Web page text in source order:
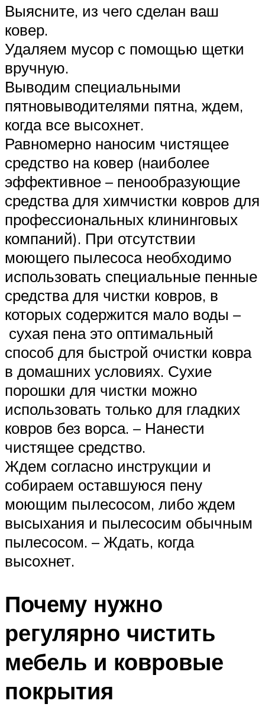
Выясните, из чего сделан ваш
ковер.
Удаляем мусор с помощью щетки
вручную.
Выводим специальными
пятновыводителями пятна, ждем,
когда все высохнет.
Равномерно наносим чистящее
средство на ковер (наиболее
эффективное – пенообразующие
средства для химчистки ковров для
профессиональных клининговых
компаний). При отсутствии
моющего пылесоса необходимо
использовать специальные пенные
средства для чистки ковров, в
которых содержится мало воды –
сухая пена это оптимальный
способ для быстрой очистки ковра
в домашних условиях. Сухие
порошки для чистки можно
использовать только для гладких
ковров без ворса. – Нанести
чистящее средство.
Ждем согласно инструкции и
собираем оставшуюся пену
моющим пылесосом, либо ждем
высыхания и пылесосим обычным
пылесосом. – Ждать, когда
высохнет.
Почему нужно
регулярно чистить
мебель и ковровые
покрытия